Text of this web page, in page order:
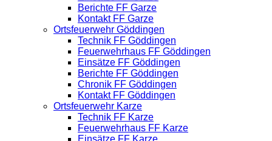
Berichte FF Garze
Kontakt FF Garze
Ortsfeuerwehr Göddingen
Technik FF Göddingen
Feuerwehrhaus FF Göddingen
Einsätze FF Göddingen
Berichte FF Göddingen
Chronik FF Göddingen
Kontakt FF Göddingen
Ortsfeuerwehr Karze
Technik FF Karze
Feuerwehrhaus FF Karze
Einsätze FF Karze